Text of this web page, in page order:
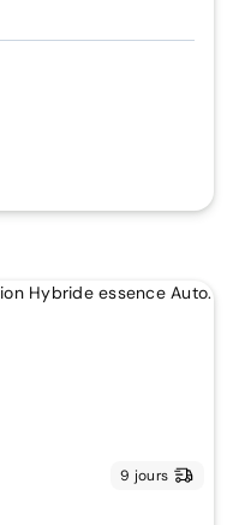
9 jours